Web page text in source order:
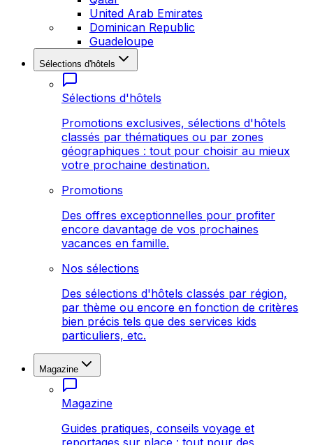
United Arab Emirates
Dominican Republic
Guadeloupe
Sélections d'hôtels
Sélections d'hôtels
Promotions exclusives, sélections d'hôtels
classés par thématiques ou par zones
géographiques : tout pour choisir au mieux
votre prochaine destination.
Promotions
Des offres exceptionnelles pour profiter
encore davantage de vos prochaines
vacances en famille.
Nos sélections
Des sélections d'hôtels classés par région,
par thème ou encore en fonction de critères
bien précis tels que des services kids
particuliers, etc.
Magazine
Magazine
Guides pratiques, conseils voyage et